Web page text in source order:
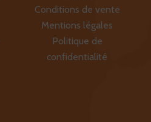
Conditions de vente
Mentions légales
Politique de
confidentialité